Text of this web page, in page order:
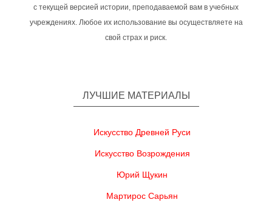
с текущей версией истории, преподаваемой вам в учебных
учреждениях. Любое их использование вы осуществляете на
свой страх и риск.
ЛУЧШИЕ МАТЕРИАЛЫ
Искусство Древней Руси
Искусство Возрождения
Юрий Щукин
Мартирос Сарьян